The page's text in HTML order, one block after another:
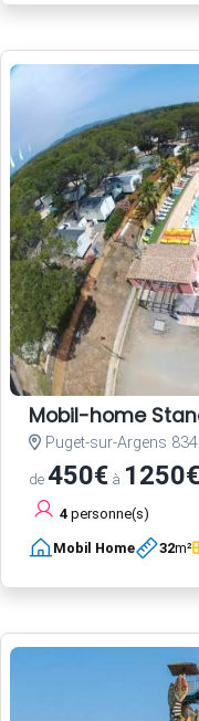
Mobil-home
Puget-sur-Argens
de450€ à 1250€
4 personne(s)
Mobil Home 32m²